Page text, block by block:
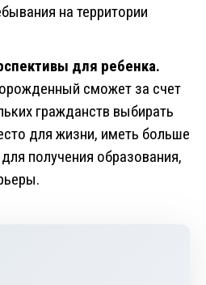
на территории
для ребенка.
сможет за счет
гражданств выбирать
для жизни, иметь больше
получения образования,